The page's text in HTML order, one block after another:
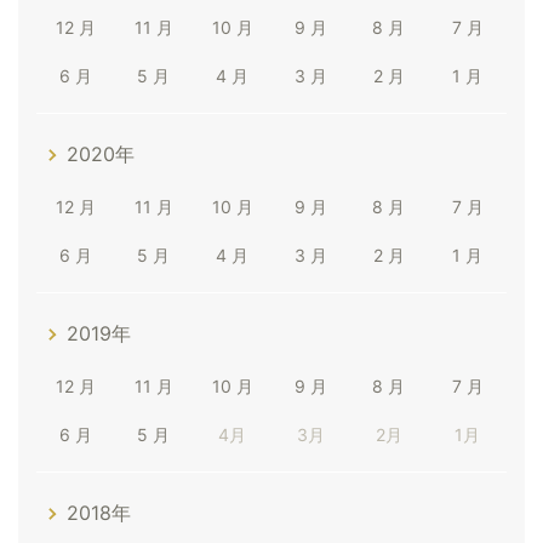
12 月 11 月 10 月 9 月 8 月 7 月
6 月 5 月 4 月 3 月 2 月 1 月
2020年
12 月 11 月 10 月 9 月 8 月 7 月
6 月 5 月 4 月 3 月 2 月 1 月
2019年
12 月 11 月 10 月 9 月 8 月 7 月
6 月 5 月 4月 3月 2月 1月
2018年